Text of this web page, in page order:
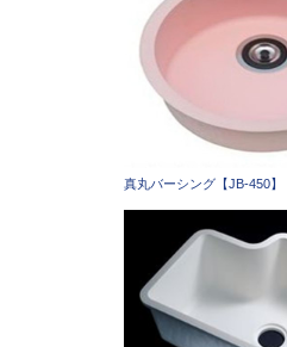
真丸バーシング【JB-450】